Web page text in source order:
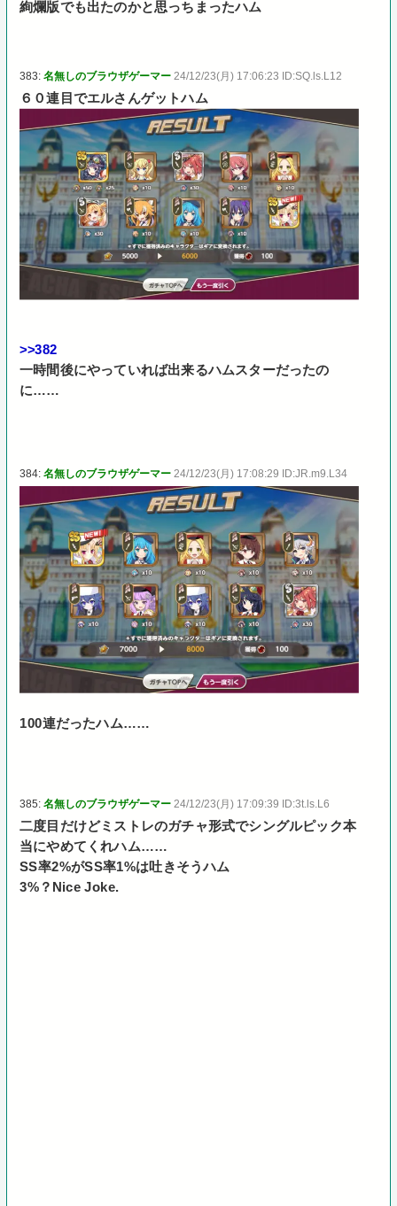
絢爛版でも出たのかと思っちまったハム
383:名無しのブラウザゲーマー 24/12/23(月) 17:06:23 ID:SQ.ls.L12
６０連目でエルさんゲットハム
>>382
一時間後にやっていれば出来るハムスターだったの
に……
384:名無しのブラウザゲーマー 24/12/23(月) 17:08:29 ID:JR.m9.L34
100連だったハム……
385:名無しのブラウザゲーマー 24/12/23(月) 17:09:39 ID:3t.ls.L6
二度目だけどミストレのガチャ形式でシングルピック本
当にやめてくれハム……
SS率2%がSS率1%は吐きそうハム
3%？Nice Joke.